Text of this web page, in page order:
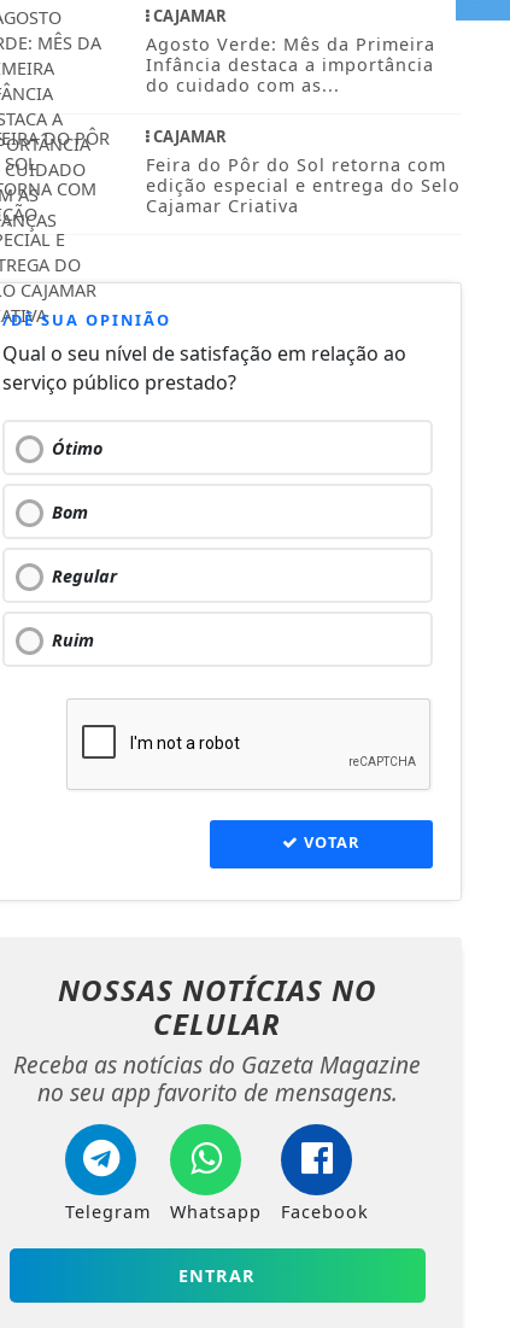
CAJAMAR
Agosto Verde: Mês da Primeira
Infância destaca a importância
do cuidado com as...
CAJAMAR
Feira do Pôr do Sol retorna com
edição especial e entrega do Selo
Cajamar Criativa
/DÊ SUA OPINIÃO
Qual o seu nível de satisfação em relação ao
serviço público prestado?
Ótimo
Bom
Regular
Ruim
VOTAR
NOSSAS NOTÍCIAS NO
CELULAR
Receba as notícias do Gazeta Magazine
no seu app favorito de mensagens.
Telegram Whatsapp Facebook
ENTRAR